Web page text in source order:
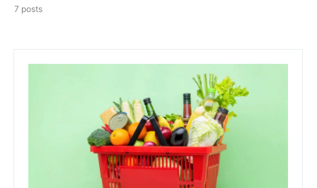
7 posts